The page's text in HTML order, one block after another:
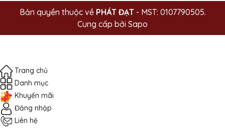
Bản quyền thuộc về PHÁT ĐẠT- MST: 0107790505.
Cung cấp bởi Sapo
Trang chủ
Danh mục
Khuyến mãi
Đăng nhập
Liên hệ